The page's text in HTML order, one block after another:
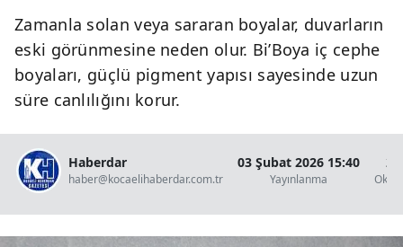
Zamanla solan veya sararan boyalar, duvarların
eski görünmesine neden olur. Bi’Boya iç cephe
boyaları, güçlü pigment yapısı sayesinde uzun
süre canlılığını korur.
Haberdar
haber@kocaelihaberdar.com.tr
03 Şubat 2026 15:40
Yayınlanma
2